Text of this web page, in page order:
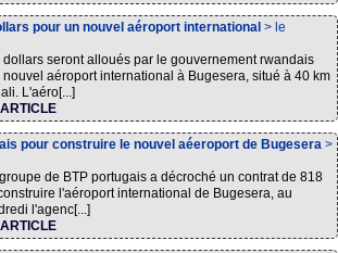
pour un nouvel aéroport international > le
seront alloués par le gouvernement rwandais
aéroport international à Bugesera, situé à 40 km
L'aéro[...]
pour construire le nouvel aéeroport de Bugesera >
de BTP portugais a décroché un contrat de 818
l'aéroport international de Bugesera, au
l'agenc[...]